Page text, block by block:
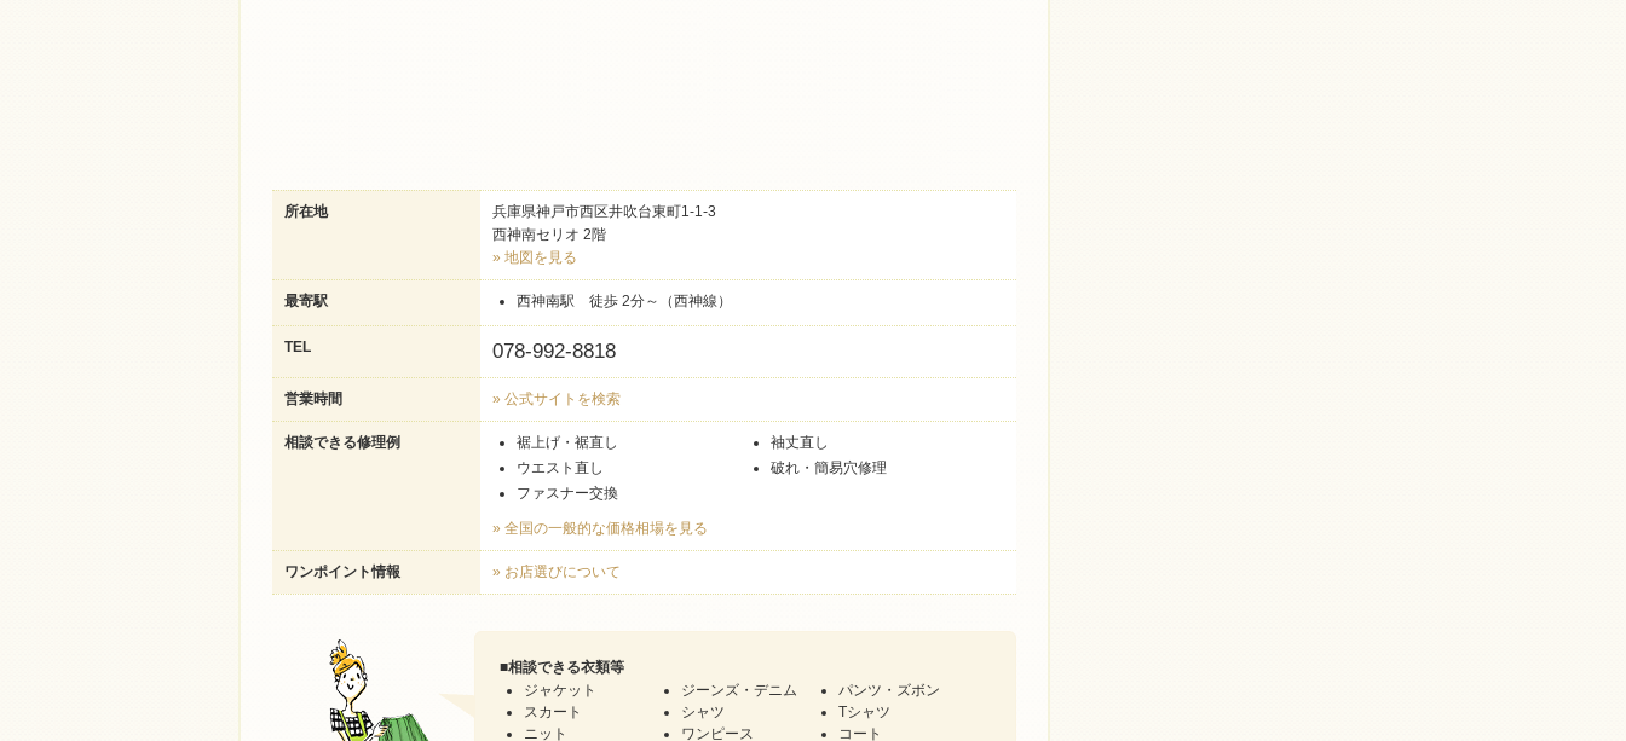
所在地
兵庫県神戸市西区井吹台東町1-1-3
西神南セリオ 2階
» 地図を見る
最寄駅 西神南駅 徒歩 2分～（西神線）
TEL 078-992-8818
営業時間 » 公式サイトを検索
相談できる修理例 裾上げ・裾直し
袖丈直し
ウエスト直し
破れ・簡易穴修理
ファスナー交換
» 全国の一般的な価格相場を見る
ワンポイント情報 » お店選びについて
■相談できる衣類等
ジャケット
ジーンズ・デニム
パンツ・ズボン
スカート
シャツ
Tシャツ
ニット
ワンピース コート